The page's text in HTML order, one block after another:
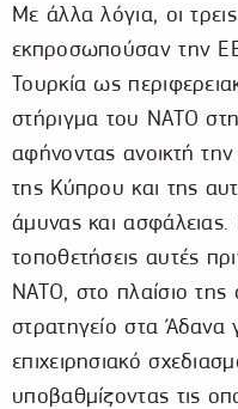
Με άλλα λόγια, οι
εκπροσωπούσαν την
Τουρκία ως
στήριγμα του ΝΑΤΟ
αφήνοντας ανοικτή
της Κύπρου και της
άμυνας και ασφάλειας.
τοποθετήσεις αυτές
ΝΑΤΟ, στο πλαίσιο της
στρατηγείο στα Άδανα
επιχειρησιακό
υποβαθμίζοντας τις